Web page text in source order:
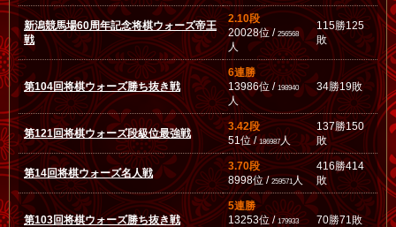
新潟競馬場60周年記念将棋ウォーズ帝王
戦
2.10段
20028位 / 256568
人
115勝125
敗
第104回将棋ウォーズ勝ち抜き戦
6連勝
13986位 /198940
人
34勝19敗
第121回将棋ウォーズ段級位最強戦
3.42段
51位 /186987人
137勝150
敗
第14回将棋ウォーズ名人戦
3.70段
8998位 /259571人
416勝414
敗
第103回将棋ウォーズ勝ち抜き戦
5連勝
13253位 /179933 70勝71敗